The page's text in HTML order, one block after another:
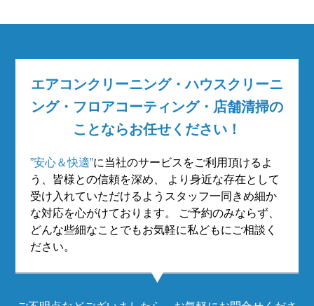
エアコンクリーニング・ハウスクリーニ
ング・フロアコーティング・店舗清掃の
ことならお任せください！
”安心＆快適”に当社のサービスをご利用頂けるよ
う、皆様との信頼を深め、
より身近な存在として
受け入れていただけるようスタッフ一同きめ細か
な対応を心がけております。
ご予約のみならず、
どんな些細なことでもお気軽に私どもにご相談く
ださい。